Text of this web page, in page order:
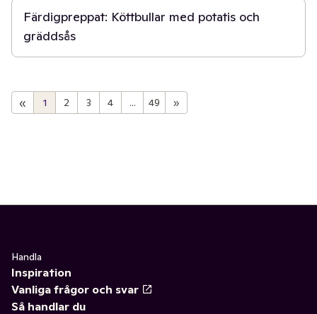
Färdigpreppat: Köttbullar med potatis och
gräddsås
« 1 2 3 4 ... 49 »
Handla
Inspiration
Vanliga frågor och svar
Så handlar du